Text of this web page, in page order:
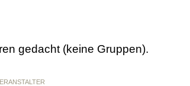
gedacht (keine Gruppen).